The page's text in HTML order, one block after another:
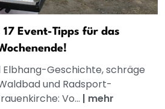
Event-Tipps für das
Geschichte, schräge
und Radsport-
Vo... | mehr